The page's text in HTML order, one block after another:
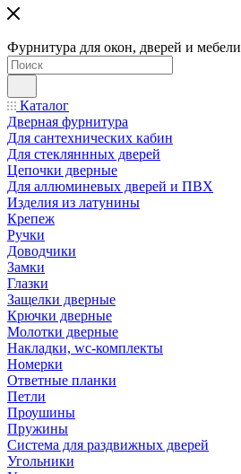
Фурнитура для окон, дверей и мебели
Каталог
Дверная фурнитура
Для сантехнических кабин
Для стекляннных дверей
Цепочки дверные
Для аллюминевых дверей и ПВХ
Изделия из латунины
Крепеж
Ручки
Доводчики
Замки
Глазки
Защелки дверные
Крючки дверные
Молотки дверные
Накладки, wc-комплекты
Номерки
Ответные планки
Петли
Проушины
Пружины
Система для раздвижных дверей
Угольники